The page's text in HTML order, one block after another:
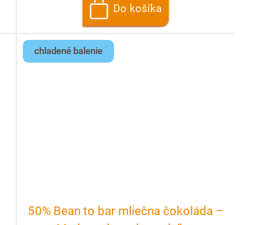
Do košíka
chladené balenie
50% Bean to bar mliečna čokoláda –